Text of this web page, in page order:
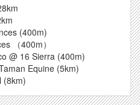
(400m)
（400m）
@ 16 Sierra (400m)
Equine (5km)
(8km)